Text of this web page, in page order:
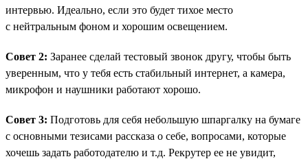
интервью. Идеально, если это будет тихое место
с нейтральным фоном и хорошим освещением.
Совет 2: Заранее сделай тестовый звонок другу, чтобы быть
уверенным, что у тебя есть стабильный интернет, а камера,
микрофон и наушники работают хорошо.
Совет 3: Подготовь для себя небольшую шпаргалку на бумаге
с основными тезисами рассказа о себе, вопросами, которые
хочешь задать работодателю и т.д. Рекрутер ее не увидит,